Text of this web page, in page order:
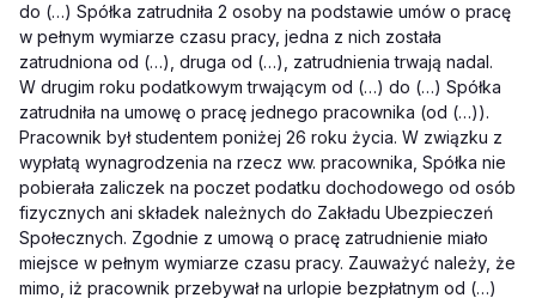
do (…) Spółka zatrudniła 2 osoby na podstawie umów o pracę
w pełnym wymiarze czasu pracy, jedna z nich została
zatrudniona od (…), druga od (…), zatrudnienia trwają nadal.
W drugim roku podatkowym trwającym od (…) do (…) Spółka
zatrudniła na umowę o pracę jednego pracownika (od (…)).
Pracownik był studentem poniżej 26 roku życia. W związku z
wypłatą wynagrodzenia na rzecz ww. pracownika, Spółka nie
pobierała zaliczek na poczet podatku dochodowego od osób
fizycznych ani składek należnych do Zakładu Ubezpieczeń
Społecznych. Zgodnie z umową o pracę zatrudnienie miało
miejsce w pełnym wymiarze czasu pracy. Zauważyć należy, że
mimo, iż pracownik przebywał na urlopie bezpłatnym od (…)